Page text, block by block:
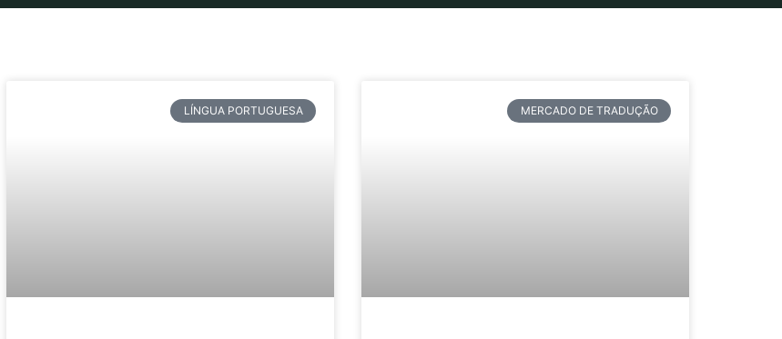
LÍNGUA PORTUGUESA MERCADO DE TRADUÇÃO